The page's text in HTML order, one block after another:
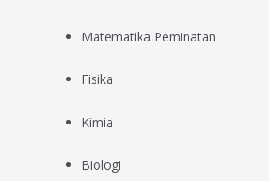
Matematika Peminatan
Fisika
Kimia
Biologi